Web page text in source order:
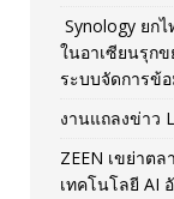
Synology ยก
ในอาเซียนรุก
ระบบจัดการข้
งานแถลงข่าว
ZEEN เขย่าตล
เทคโนโลยี AI